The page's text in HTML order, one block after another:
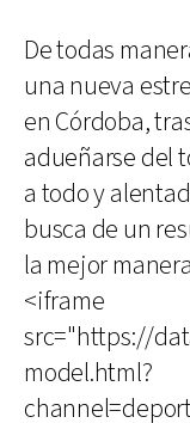
De todas
una nueva
en Córdoba,
adueñarse del
a todo y
busca de un
la mejor
<iframe
src="https://
model.html?